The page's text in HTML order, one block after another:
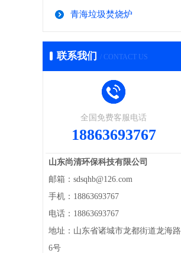
青海垃圾焚烧炉
联系我们 / CONTACT US
全国免费客服电话
18863693767
山东尚清环保科技有限公司
邮箱：sdsqhb@126.com
手机：18863693767
电话：18863693767
地址：山东省诸城市龙都街道龙海路
6号